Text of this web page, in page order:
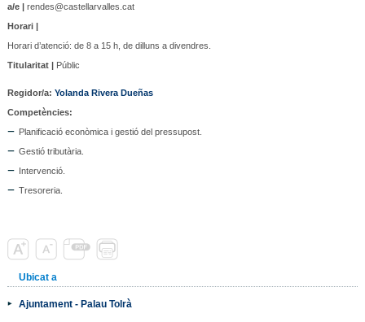
a/e |rendes@castellarvalles.cat
Horari |
Horari d’atenció: de 8 a 15 h, de dilluns a divendres.
Titularitat |Públic
Regidor/a: Yolanda Rivera Dueñas
Competències:
Planificació econòmica i gestió del pressupost.
Gestió tributària.
Intervenció.
Tresoreria.
Ubicat a
Ajuntament - Palau Tolrà